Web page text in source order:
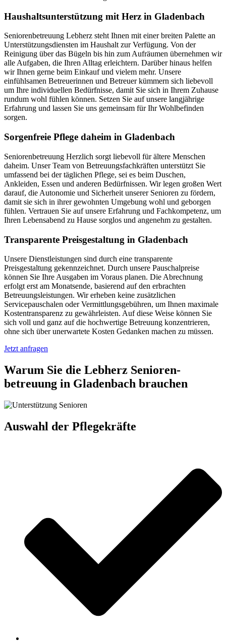
Haushalts­unterstützung mit Herz in Gladenbach
Seniorenbetreuung Lebherz steht Ihnen mit einer breiten Palette an
Unterstützungsdiensten im Haushalt zur Verfügung. Von der
Reinigung über das Bügeln bis hin zum Aufräumen übernehmen wir
alle Aufgaben, die Ihren Alltag erleichtern. Darüber hinaus helfen
wir Ihnen gerne beim Einkauf und vielem mehr. Unsere
einfühlsamen Betreuerinnen und Betreuer kümmern sich liebevoll
um Ihre individuellen Bedürfnisse, damit Sie sich in Ihrem Zuhause
rundum wohl fühlen können. Setzen Sie auf unsere langjährige
Erfahrung und lassen Sie uns gemeinsam für Ihr Wohlbefinden
sorgen.
Sorgenfreie Pflege daheim in Gladenbach
Seniorenbetreuung Herzlich sorgt liebevoll für ältere Menschen
daheim. Unser Team von Betreuungsfachkräften unterstützt Sie
umfassend bei der täglichen Pflege, sei es beim Duschen,
Ankleiden, Essen und anderen Bedürfnissen. Wir legen großen Wert
darauf, die Autonomie und Sicherheit unserer Senioren zu fördern,
damit sie sich in ihrer gewohnten Umgebung wohl und geborgen
fühlen. Vertrauen Sie auf unsere Erfahrung und Fachkompetenz, um
Ihren Lebensabend zu Hause sorglos und angenehm zu gestalten.
Transparente Preisgestaltung in Gladenbach
Unsere Dienstleistungen sind durch eine transparente
Preisgestaltung gekennzeichnet. Durch unsere Pauschalpreise
können Sie Ihre Ausgaben im Voraus planen. Die Abrechnung
erfolgt erst am Monatsende, basierend auf den erbrachten
Betreuungsleistungen. Wir erheben keine zusätzlichen
Servicepauschalen oder Vermittlungsgebühren, um Ihnen maximale
Kostentransparenz zu gewährleisten. Auf diese Weise können Sie
sich voll und ganz auf die hochwertige Betreuung konzentrieren,
ohne sich über unerwartete Kosten Gedanken machen zu müssen.
Jetzt anfragen
Warum Sie die Lebherz Senioren­
betreuung in Gladenbach brauchen
Auswahl der Pflegekräfte